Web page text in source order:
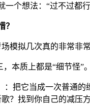
个想法：“过不过都
？
场模拟几次真的非常非
，本质上都是“细节怪
：把它当成一次普通的
？找到你自己的减压